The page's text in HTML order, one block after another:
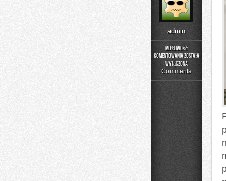
admin
Możliwość
komentowania
Źródła
motoryzacji
została
wyłączona
Comments